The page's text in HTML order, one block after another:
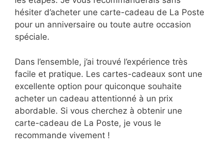
hésiter d’acheter une carte-cadeau de La Poste
pour un anniversaire ou toute autre occasion
spéciale.
Dans l’ensemble, j’ai trouvé l’expérience très
facile et pratique. Les cartes-cadeaux sont une
excellente option pour quiconque souhaite
acheter un cadeau attentionné à un prix
abordable. Si vous cherchez à obtenir une
carte-cadeau de La Poste, je vous le
recommande vivement !